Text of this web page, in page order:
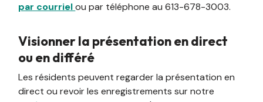
par courrielou par téléphone au 613-678-3003.
Visionner la présentation en direct
ou en différé
Les résidents peuvent regarder la présentation en
direct ou revoir les enregistrements sur notre